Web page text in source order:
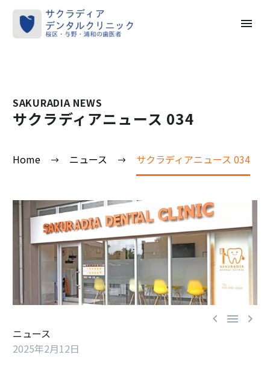
SAKURADIA NEWS
サクラディアニュース 034
Home ニュース サクラディアニュース 034
  
ニュース
2025年2月12日